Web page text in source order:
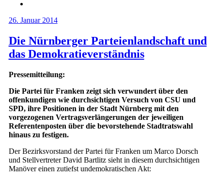
26. Januar 2014
Die Nürnberger Parteienlandschaft und
das Demokratieverständnis
Pressemitteilung:
Die Partei für Franken zeigt sich verwundert über den
offenkundigen wie durchsichtigen Versuch von CSU und
SPD, ihre Positionen in der Stadt Nürnberg mit den
vorgezogenen Vertragsverlängerungen der jeweiligen
Referentenposten über die bevorstehende Stadtratswahl
hinaus zu festigen.
Der Bezirksvorstand der Partei für Franken um Marco Dorsch
und Stellvertreter David Bartlitz sieht in diesem durchsichtigen
Manöver einen zutiefst undemokratischen Akt: